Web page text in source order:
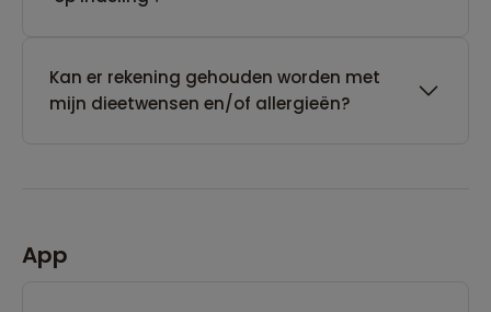
Kan er rekening gehouden worden met
mijn dieetwensen en/of allergieën?
App